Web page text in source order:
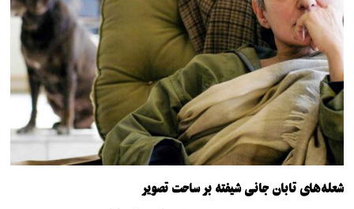
شعله‌های تابان جانی شیفته بر ساحت تصویر